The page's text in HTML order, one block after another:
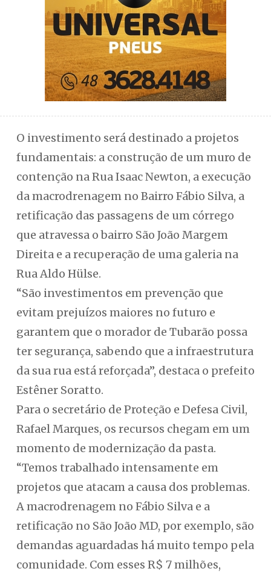
O investimento será destinado a projetos
fundamentais: a construção de um muro de
contenção na Rua Isaac Newton, a execução
da macrodrenagem no Bairro Fábio Silva, a
retificação das passagens de um córrego
que atravessa o bairro São João Margem
Direita e a recuperação de uma galeria na
Rua Aldo Hülse.
“São investimentos em prevenção que
evitam prejuízos maiores no futuro e
garantem que o morador de Tubarão possa
ter segurança, sabendo que a infraestrutura
da sua rua está reforçada”, destaca o prefeito
Estêner Soratto.
Para o secretário de Proteção e Defesa Civil,
Rafael Marques, os recursos chegam em um
momento de modernização da pasta.
“Temos trabalhado intensamente em
projetos que atacam a causa dos problemas.
A macrodrenagem no Fábio Silva e a
retificação no São João MD, por exemplo, são
demandas aguardadas há muito tempo pela
comunidade. Com esses R$ 7 milhões,